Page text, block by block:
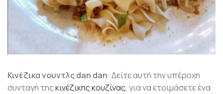
Κινέζικα νoυντλς dan dan: Δείτε αυτή την υπέροχη
συνταγή τηςκινέζικης κουζίνας, για να ετοιμάσετε ένα